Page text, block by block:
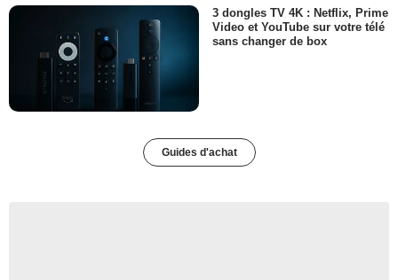
3 dongles TV 4K : Netflix, Prime
Video et YouTube sur votre télé
sans changer de box
Guides d'achat